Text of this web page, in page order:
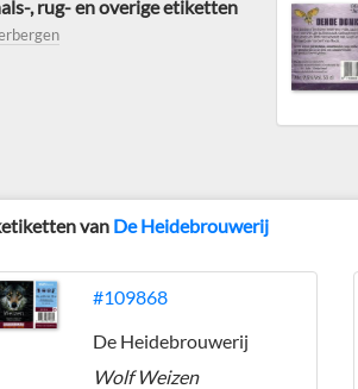
, rug- en overige etiketten
van De Heidebrouwerij
#109868
De Heidebrouwerij
Wolf Weizen